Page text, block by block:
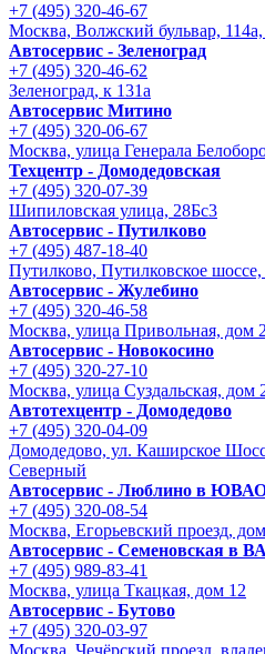
+7 (495) 320-46-67
Москва, Волжский бульвар,
Автосервис - Зеленоград
+7 (495) 320-46-62
Зеленоград, к 131а
Автосервис Митино
+7 (495) 320-06-67
Москва, улица Генерала
Техцентр - Домодедовская
+7 (495) 320-07-39
Шипиловская улица, 28Бс3
Автосервис - Путилково
+7 (495) 487-18-40
Путилково, Путилковское шоссе,
Автосервис - Жулебино
+7 (495) 320-46-58
Москва, улица Привольная, дом
Автосервис - Новокосино
+7 (495) 320-27-10
Москва, улица Суздальская, дом
Автотехцентр - Домодедово
+7 (495) 320-04-09
Домодедово, ул. Каширское
Северный
Автосервис - Люблино в
+7 (495) 320-08-54
Москва, Егорьевский проезд,
Автосервис - Семеновская в
+7 (495) 989-83-41
Москва, улица Ткацкая, дом 12
Автосервис - Бутово
+7 (495) 320-03-97